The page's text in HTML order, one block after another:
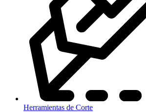
Herramientas de Corte